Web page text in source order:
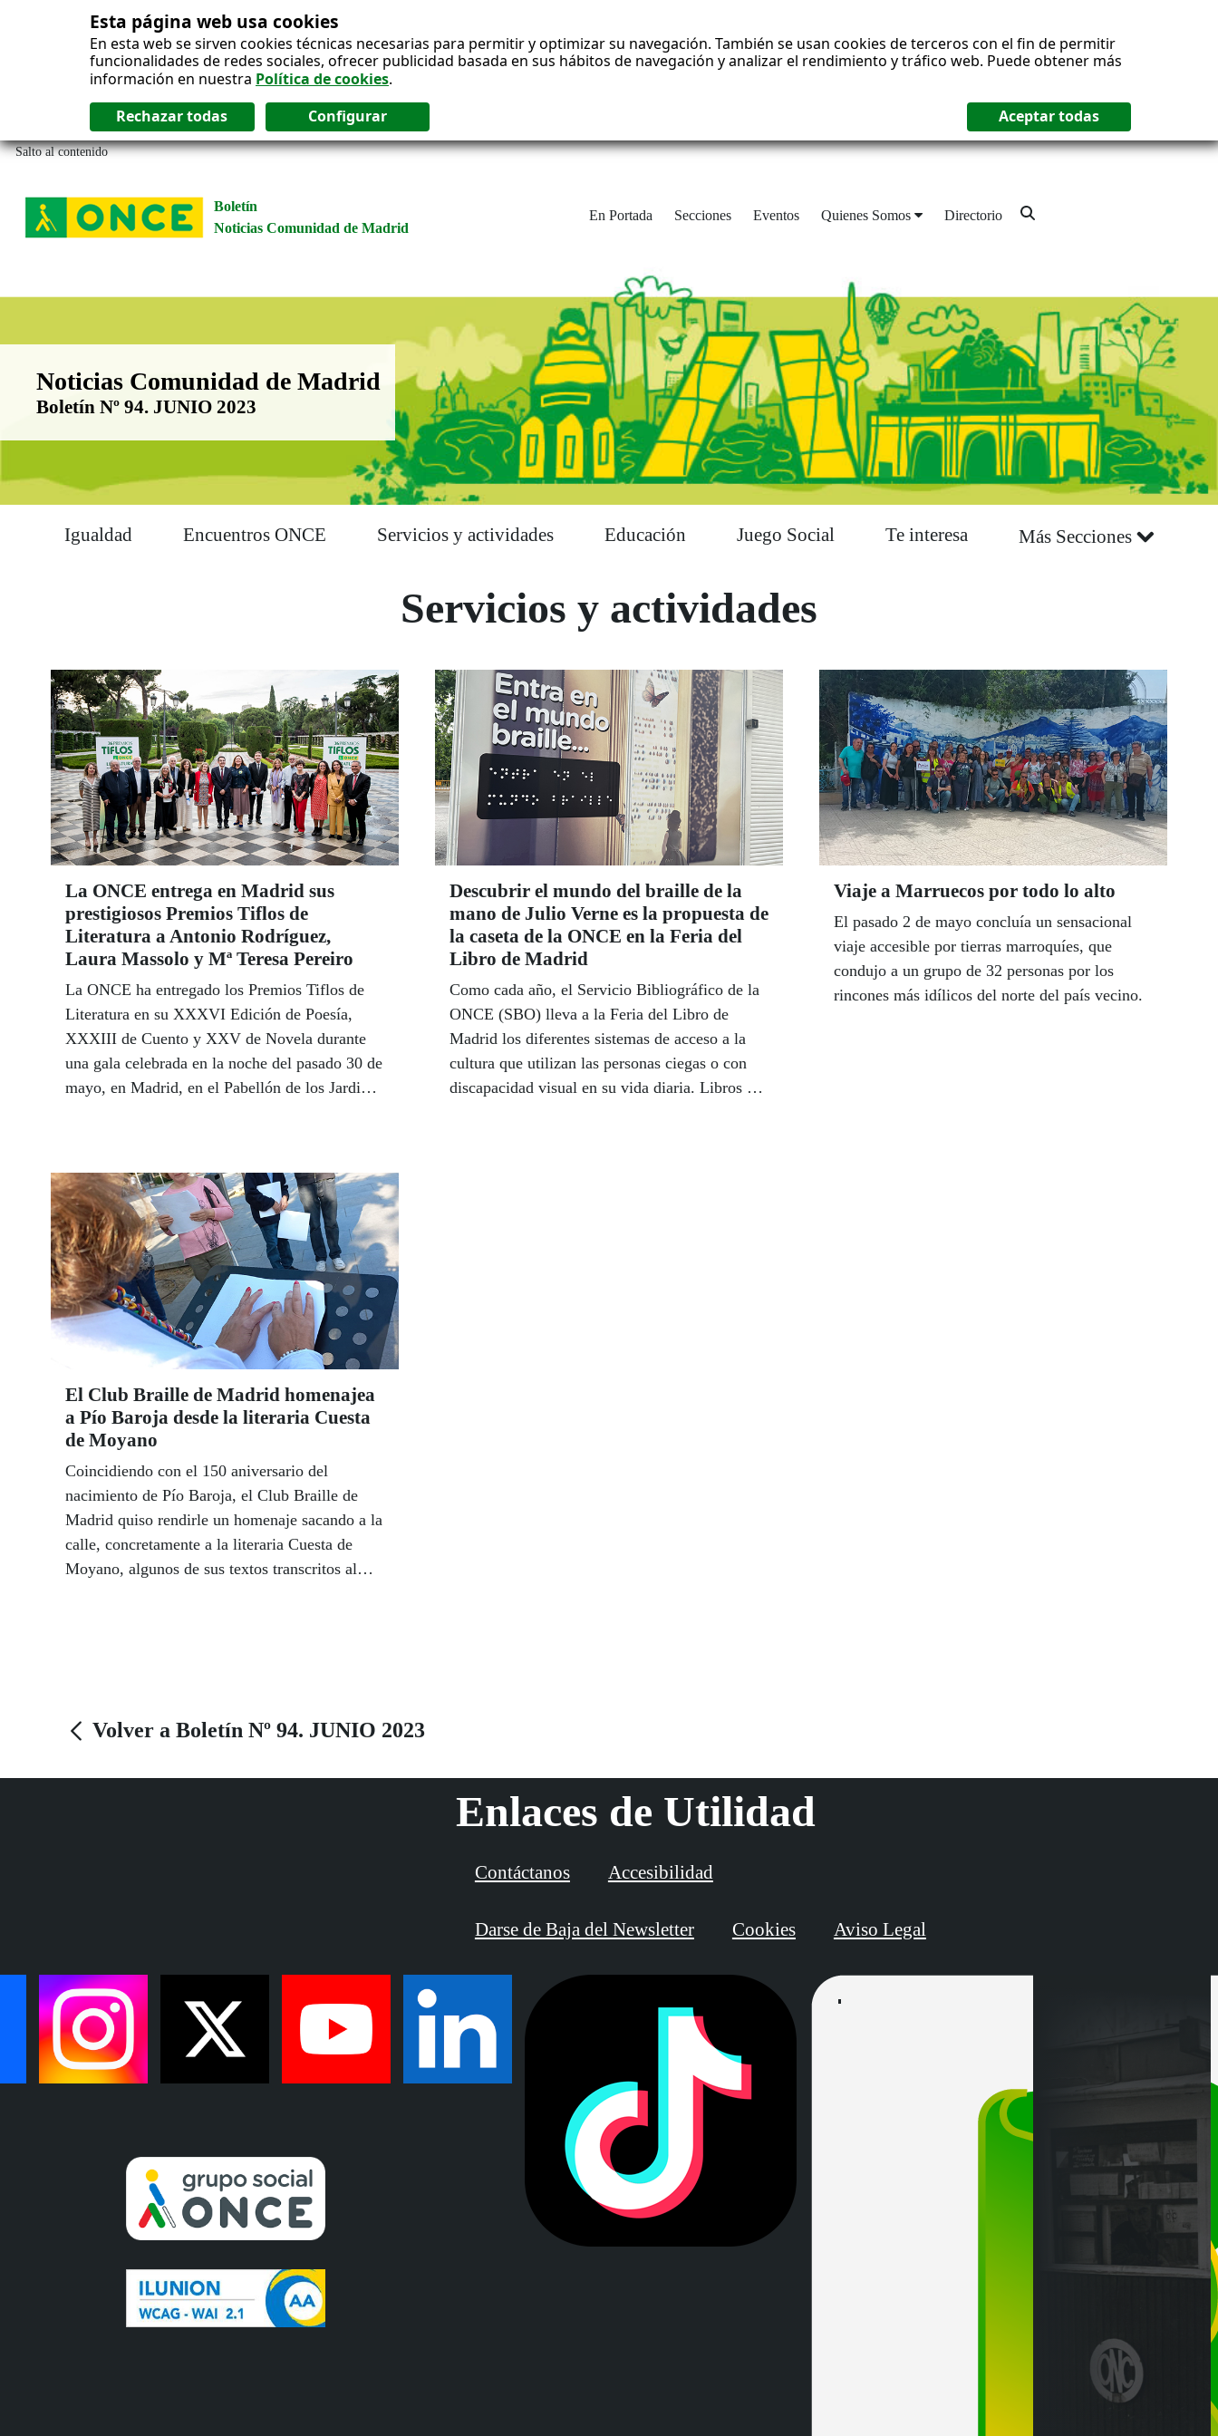
Esta página web usa cookies
En esta web se sirven cookies técnicas necesarias para permitir y optimizar su navegación. También se usan cookies de terceros con el fin de permitir
funcionalidades de redes sociales, ofrecer publicidad basada en sus hábitos de navegación y analizar el rendimiento y tráfico web. Puede obtener más
información en nuestra Política de cookies.
Salto al contenido
Boletín
Noticias Comunidad de Madrid
En Portada Secciones Eventos Quienes Somos Directorio
Boletín Noticias Comunidad de Madrid
Noticias Comunidad de Madrid
Boletín Nº 94. JUNIO 2023
Igualdad Encuentros ONCE Servicios y actividades Educación Juego Social Te interesa Más Secciones
Servicios y actividades
La ONCE entrega en Madrid sus
prestigiosos Premios Tiflos de
Literatura a Antonio Rodríguez,
Laura Massolo y Mª Teresa Pereiro
La ONCE ha entregado los Premios Tiflos de
Literatura en su XXXVI Edición de Poesía,
XXXIII de Cuento y XXV de Novela durante
una gala celebrada en la noche del pasado 30 de
mayo, en Madrid, en el Pabellón de los Jardines
ONCE participa activamente desde su propia
caseta.
Descubrir el mundo del braille de la
mano de Julio Verne es la propuesta de
la caseta de la ONCE en la Feria del
Libro de Madrid
Como cada año, el Servicio Bibliográfico de la
ONCE (SBO) lleva a la Feria del Libro de
Madrid los diferentes sistemas de acceso a la
cultura que utilizan las personas ciegas o con
discapacidad visual en su vida diaria. Libros en
Viaje a Marruecos por todo lo alto
El pasado 2 de mayo concluía un sensacional
viaje accesible por tierras marroquíes, que
condujo a un grupo de 32 personas por los
rincones más idílicos del norte del país vecino.
El Club Braille de Madrid homenajea
a Pío Baroja desde la literaria Cuesta
de Moyano
Coincidiendo con el 150 aniversario del
nacimiento de Pío Baroja, el Club Braille de
Madrid quiso rendirle un homenaje sacando a la
calle, concretamente a la literaria Cuesta de
Moyano, algunos de sus textos transcritos al
Volver a Boletín Nº 94. JUNIO 2023
Enlaces de Utilidad
Contáctanos Accesibilidad
Darse de Baja del Newsletter Cookies Aviso Legal